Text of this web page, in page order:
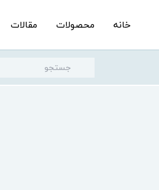
خانه محصولات مقالات